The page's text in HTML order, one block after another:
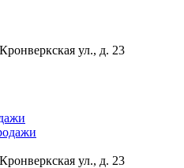
ул., д. 23
ул., д. 23